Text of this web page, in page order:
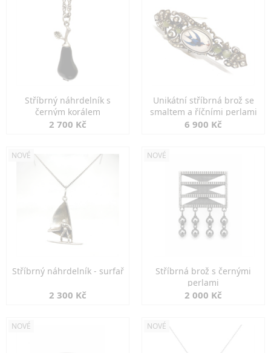
Stříbrný náhrdelník s
černým korálem
2 700 Kč
Unikátní stříbrná brož se
smaltem a říčními perlami
6 900 Kč
NOVÉ
Stříbrný náhrdelník - surfař
2 300 Kč
NOVÉ
Stříbrná brož s černými
perlami
2 000 Kč
NOVÉ NOVÉ